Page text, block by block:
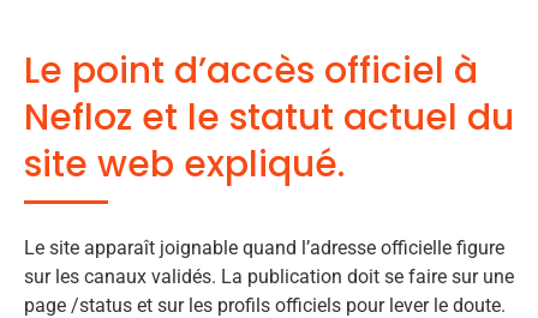
Le point d’accès officiel à
Nefloz et le statut actuel du
site web expliqué.
Le site apparaît joignable quand l’adresse officielle figure
sur les canaux validés. La publication doit se faire sur une
page /status et sur les profils officiels pour lever le doute.